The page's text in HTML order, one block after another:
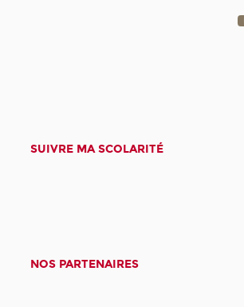
SUIVRE MA SCOLARITÉ
NOS PARTENAIRES